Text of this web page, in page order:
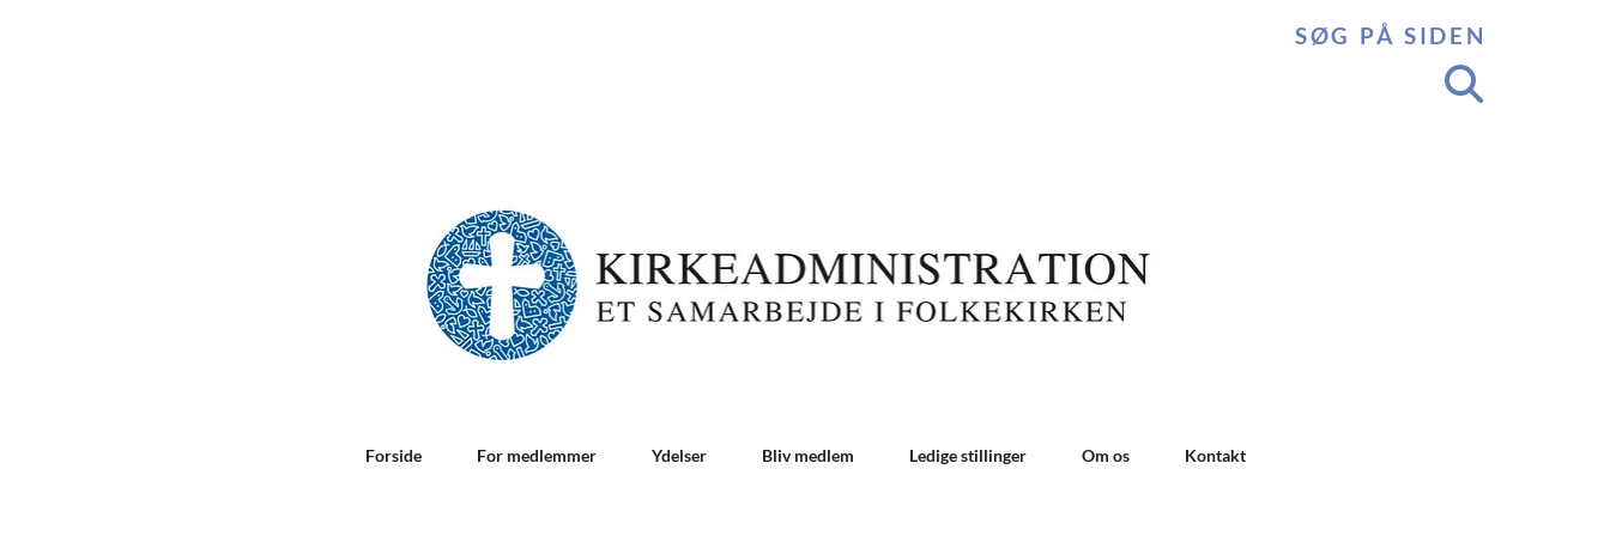
SØG PÅ SIDEN
Forside For medlemmer Ydelser Bliv medlem Ledige stillinger Om os Kontakt